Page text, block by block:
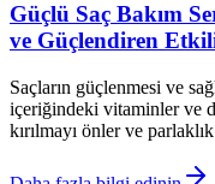
Güçlü Saç Bakım
ve Güçlendiren
Saçların güçlenmesi ve
içeriğindeki vitaminler ve
kırılmayı önler ve parlaklık